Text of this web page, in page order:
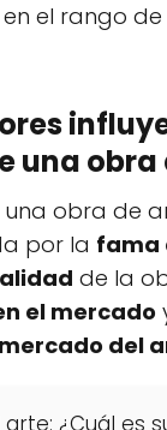
el rango de
una obra
obra de
por la fama
de la
el mercado
del
¿Cuál es